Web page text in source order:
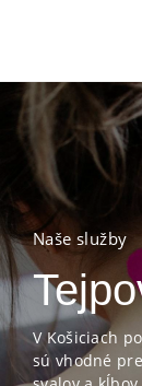
Naše služby
V Košiciach
sú vhodné